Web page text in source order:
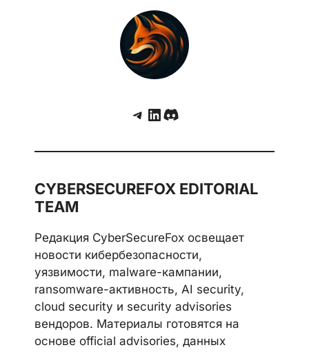
компрометация цепочки поставок бьет по
всей экосистеме
Telegram
LinkedIn
Discord
CYBERSECUREFOX EDITORIAL
TEAM